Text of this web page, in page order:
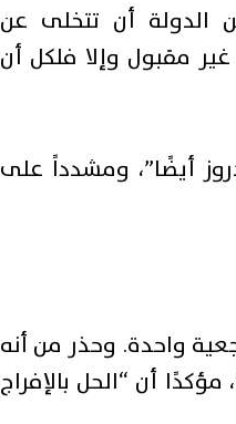
الدولة أن تتخلى عن
مقبول وإلا فلكل أن
أيضًا”، ومشدداً على
واحدة. وحذر من أنه
أن “الحل بالإفراج